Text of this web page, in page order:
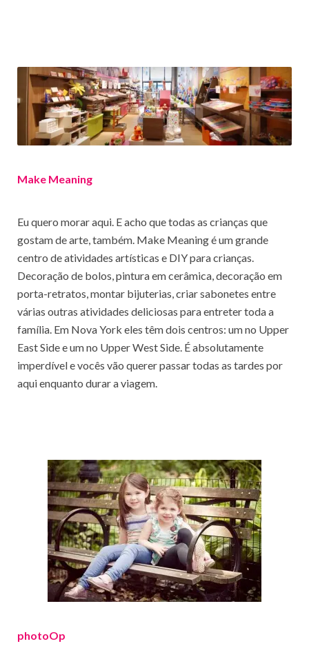
Make Meaning
Eu quero morar aqui. E acho que todas as crianças que
gostam de arte, também. Make Meaning é um grande
centro de atividades artísticas e DIY para crianças.
Decoração de bolos, pintura em cerâmica, decoração em
porta-retratos, montar bijuterias, criar sabonetes entre
várias outras atividades deliciosas para entreter toda a
família. Em Nova York eles têm dois centros: um no Upper
East Side e um no Upper West Side. É absolutamente
imperdível e vocês vão querer passar todas as tardes por
aqui enquanto durar a viagem.
photoOp